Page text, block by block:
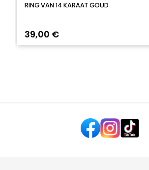
RING VAN 14 KARAAT GOUD
39,00 €